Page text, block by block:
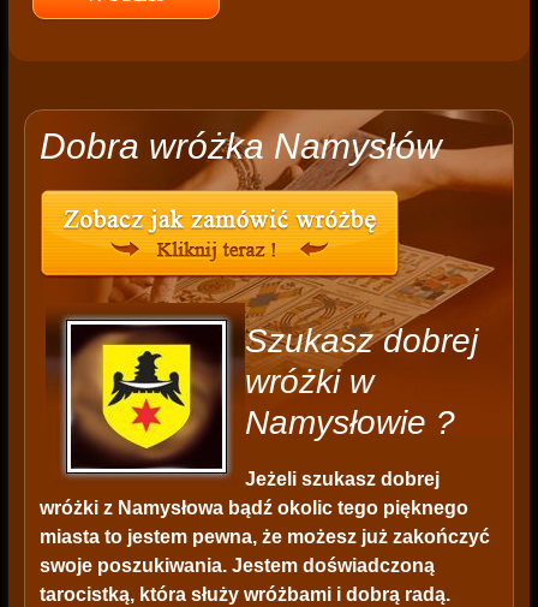
Dobra wróżka Namysłów
Szukasz dobrej
wróżki w
Namysłowie ?
Jeżeli szukasz dobrej
wróżki z Namysłowa bądź okolic tego pięknego
miasta to jestem pewna, że możesz już zakończyć
swoje poszukiwania. Jestem doświadczoną
tarocistką, która służy wróżbami i dobrą radą.